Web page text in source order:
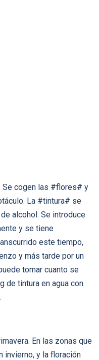
Se cogen las #flores# y
La #tintura# se
alcohol. Se introduce
y se tiene
este tiempo,
y más tarde por un
tomar cuanto se
de tintura en agua con
En las zonas que
invierno, y la floración